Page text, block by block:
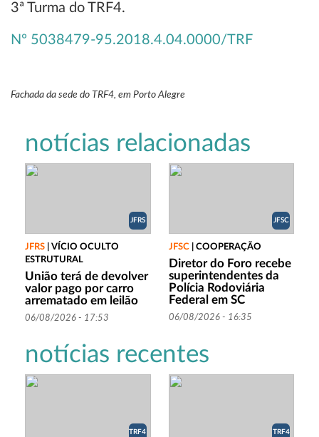
3ª Turma do TRF4.
Nº 5038479-95.2018.4.04.0000/TRF
Fachada da sede do TRF4, em Porto Alegre
notícias relacionadas
JFRS
JFRS
VÍCIO OCULTO
ESTRUTURAL
União terá de devolver
valor pago por carro
arrematado em leilão
06/08/2026 - 17:53
JFSC
JFSC| COOPERAÇÃO
Diretor do Foro recebe
superintendentes da
Polícia Rodoviária
Federal em SC
06/08/2026 - 16:35
notícias recentes
TRF4 TRF4